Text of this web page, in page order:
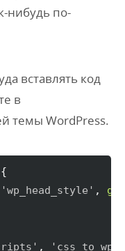
нибудь по-
вставлять код
в
темы WordPress.
{
'wp_head_style' ,
,